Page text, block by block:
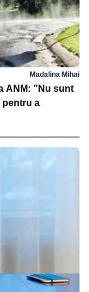
Madalina Mihai
ANM: ”Nu sunt
pentru a